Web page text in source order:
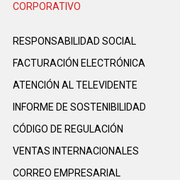
CORPORATIVO
RESPONSABILIDAD SOCIAL
FACTURACIÓN ELECTRÓNICA
ATENCIÓN AL TELEVIDENTE
INFORME DE SOSTENIBILIDAD
CÓDIGO DE REGULACIÓN
VENTAS INTERNACIONALES
CORREO EMPRESARIAL